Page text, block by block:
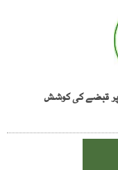
پر قبضے کی کوشش